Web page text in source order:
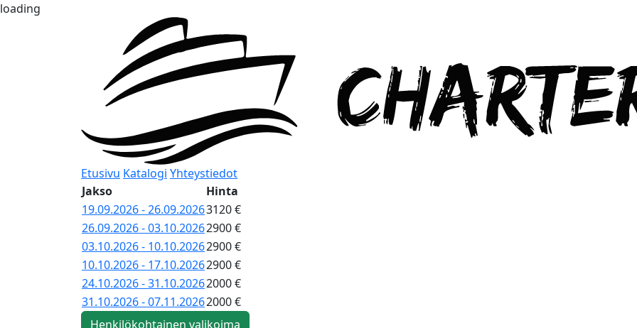
loading
Etusivu Katalogi Yhteystiedot
Jakso
Hinta
19.09.2026 - 26.09.20263120 €
26.09.2026 - 03.10.20262900 €
03.10.2026 - 10.10.20262900 €
10.10.2026 - 17.10.20262900 €
24.10.2026 - 31.10.20262000 €
31.10.2026 - 07.11.20262000 €
Henkilökohtainen valikoima